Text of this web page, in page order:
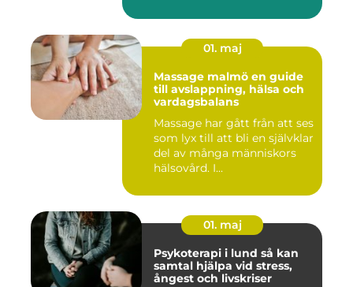
01. maj
Massage malmö en guide
till avslappning, hälsa och
vardagsbalans
Massage har gått från att ses
som lyx till att bli en självklar
del av många människors
hälsovård. I...
01. maj
Psykoterapi i lund så kan
samtal hjälpa vid stress,
ångest och livskriser